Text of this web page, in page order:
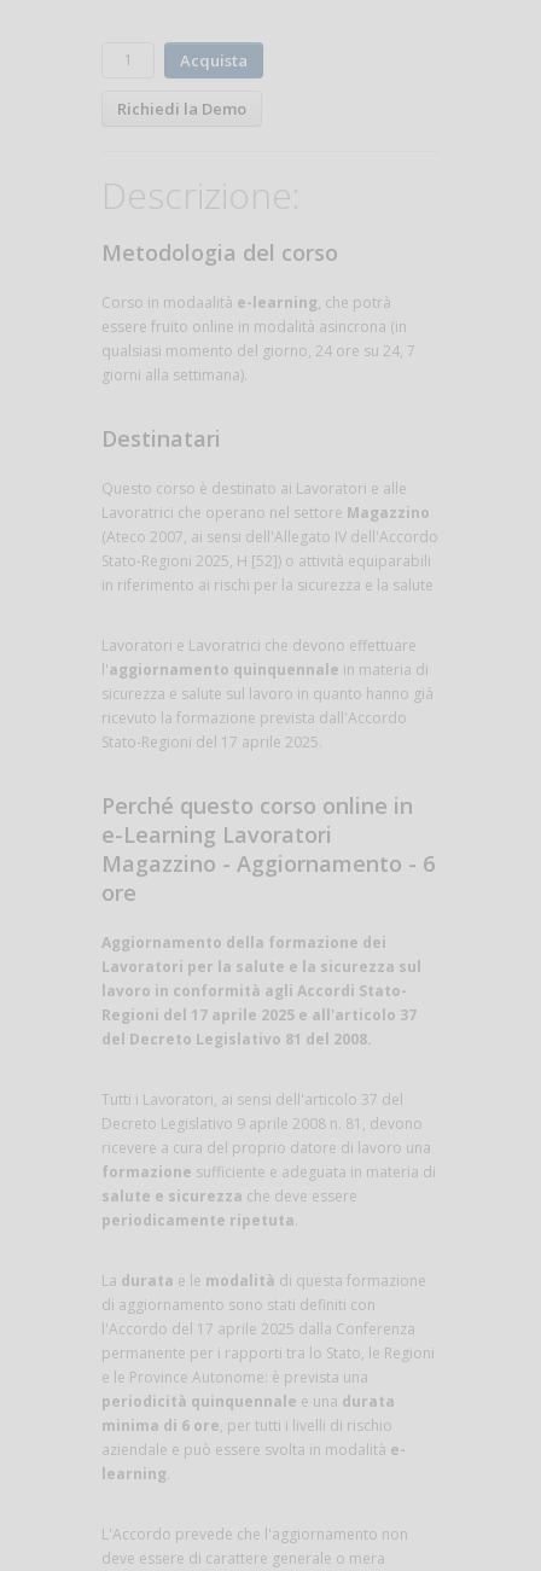
Acquista
Richiedi la Demo
Descrizione:
Metodologia del corso
Corso in modaalità e-learning, che potrà
essere fruito online in modalità asincrona (in
qualsiasi momento del giorno, 24 ore su 24, 7
giorni alla settimana).
Destinatari
Questo corso è destinato ai Lavoratori e alle
Lavoratrici che operano nel settore Magazzino
(Ateco 2007, ai sensi dell'Allegato IV dell'Accordo
Stato-Regioni 2025, H [52]) o attività equiparabili
in riferimento ai rischi per la sicurezza e la salute
Lavoratori e Lavoratrici che devono effettuare
l'aggiornamento quinquennale in materia di
sicurezza e salute sul lavoro in quanto hanno già
ricevuto la formazione prevista dall'Accordo
Stato-Regioni del 17 aprile 2025.
Perché questo corso online in
e-Learning Lavoratori
Magazzino - Aggiornamento - 6
ore
Aggiornamento della formazione dei
Lavoratori per la salute e la sicurezza sul
lavoro in conformità agli Accordi Stato-
Regioni del 17 aprile 2025 e all'articolo 37
del Decreto Legislativo 81 del 2008.
Tutti i Lavoratori, ai sensi dell'articolo 37 del
Decreto Legislativo 9 aprile 2008 n. 81, devono
ricevere a cura del proprio datore di lavoro una
formazione sufficiente e adeguata in materia di
salute e sicurezza che deve essere
periodicamente ripetuta.
La durata e le modalità di questa formazione
di aggiornamento sono stati definiti con
l'Accordo del 17 aprile 2025 dalla Conferenza
permanente per i rapporti tra lo Stato, le Regioni
e le Province Autonome: è prevista una
periodicità quinquennale e una durata
minima di 6 ore, per tutti i livelli di rischio
aziendale e può essere svolta in modalità e-
learning.
L'Accordo prevede che l'aggiornamento non
deve essere di carattere generale o mera